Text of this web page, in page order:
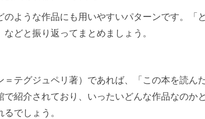
ような作品にも用いやすいパターンです。「
どと振り返ってまとめましょう。
テグジュペリ著）であれば、「この本を読ん
紹介されており、いったいどんな作品なのかと
でしょう。